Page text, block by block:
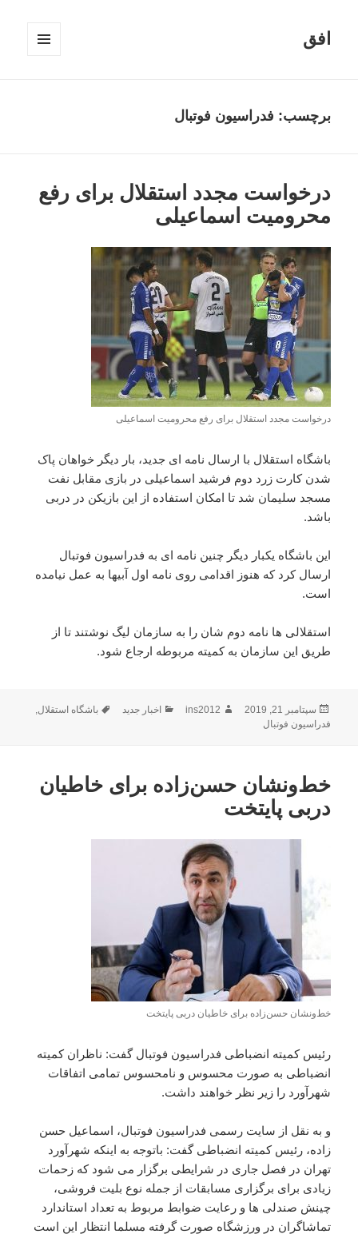
افق
برچسب: فدراسیون فوتبال
درخواست مجدد استقلال برای رفع
محرومیت اسماعیلی
درخواست مجدد استقلال برای رفع محرومیت اسماعیلی
باشگاه استقلال با ارسال نامه ای جدید، بار دیگر خواهان پاک
شدن کارت زرد دوم فرشید اسماعیلی در بازی مقابل نفت
مسجد سلیمان شد تا امکان استفاده از این بازیکن در دربی
باشد.
این باشگاه یکبار دیگر چنین نامه ای به فدراسیون فوتبال
ارسال کرد که هنوز اقدامی روی نامه اول آبیها به عمل نیامده
است.
استقلالی ها نامه دوم شان را به سازمان لیگ نوشتند تا از
طریق این سازمان به کمیته مربوطه ارجاع شود.
ارسال
شده
سپتامبر 21, 2019 نویسنده
ins2012 دسته‌ها
اخبار جدید برچسب‌ها
باشگاه استقلال,
فدراسیون فوتبال
خط‌ونشان حسن‌زاده برای خاطیان
دربی پایتخت
خط‌ونشان حسن‌زاده برای خاطیان دربی پایتخت
رئیس کمیته انضباطی فدراسیون فوتبال گفت: ناظران کمیته
انضباطی به صورت محسوس و نامحسوس تمامی اتفاقات
شهرآورد را زیر نظر خواهند داشت.
و به نقل از سایت رسمی فدراسیون فوتبال، اسماعیل حسن
زاده، رئیس کمیته انضباطی گفت: باتوجه به اینکه شهرآورد
تهران در فصل جاری در شرایطی برگزار می شود که زحمات
زیادی برای برگزاری مسابقات از جمله نوع بلیت فروشی،
چینش صندلی ها و رعایت ضوابط مربوط به تعداد استاندارد
تماشاگران در ورزشگاه صورت گرفته مسلما انتظار این است